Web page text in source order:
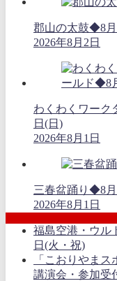
郡山の太鼓◆8月
2026年8月2日
わくわくワーク
日(日)
2026年8月1日
三春盆踊り◆8
2026年8月1日
福島空港・ウル
日(火・祝)
「こおりやま
講演会・参加受